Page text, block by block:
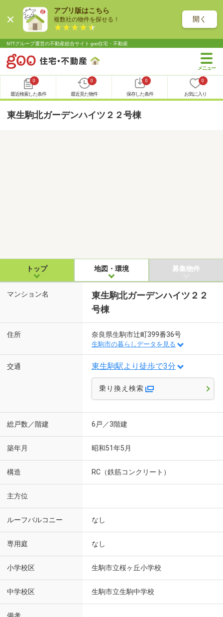
アプリ版はこちら
複数社の物件を探せる！ 開く
NTTグループ運営の不動産総合サイト goo住宅・不動産
0
最近検索した条件
0
最近見た物件
0
保存した条件
0
お気に入り
東生駒北ガーデンハイツ２２号棟
トップ 地図・環境 募集物件
マンション名
東生駒北ガーデンハイツ２２
号棟
住所 奈良県生駒市辻町399番36号
生駒市の暮らしデータを見る
交通 東生駒駅より徒歩で3分
乗り換え検索
総戸数／階建 6戸／3階建
築年月 昭和51年5月
構造 RC（鉄筋コンクリート）
主方位
ルーフバルコニー なし
専用庭 なし
小学校区 生駒市立桜ヶ丘小学校
中学校区 生駒市立生駒中学校